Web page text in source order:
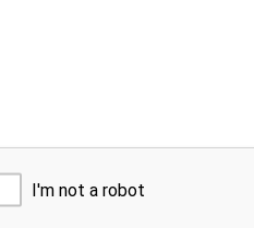
I'm not a robot